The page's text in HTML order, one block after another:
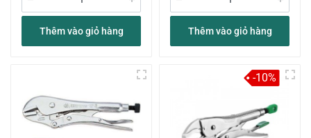
Thêm vào giỏ hàng Thêm vào giỏ hàng
-10%